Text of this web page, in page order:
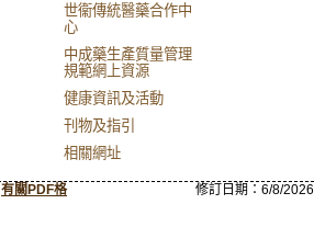
世衞傳統醫藥合作中
心
中成藥生產質量管理
規範網上資源
健康資訊及活動
刊物及指引
相關網址
有關PDF格
修訂日期： 6/8/2026